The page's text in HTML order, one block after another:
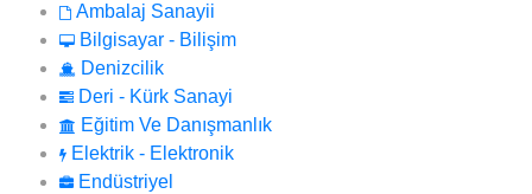
Ambalaj Sanayii
Bilgisayar - Bilişim
Denizcilik
Deri - Kürk Sanayi
Eğitim Ve Danışmanlık
Elektrik - Elektronik
Endüstriyel